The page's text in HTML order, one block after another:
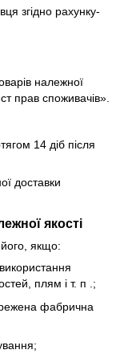
згідно рахунку-
належної
прав споживачів».
14 діб після
доставки
якості
якщо:
плям і т. п .;
фабрична